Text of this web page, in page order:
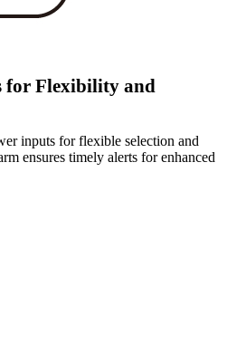
for Flexibility and
inputs for flexible selection and
ensures timely alerts for enhanced